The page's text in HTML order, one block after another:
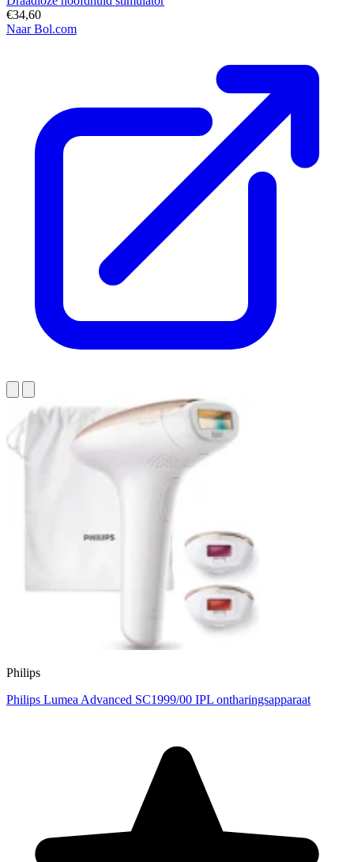
€34,60
Naar Bol.com
Philips
Philips Lumea Advanced SC1999/00 IPL ontharingsapparaat